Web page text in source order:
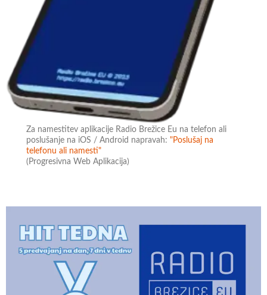
Za namestitev aplikacije Radio Brežice Eu na telefon ali
poslušanje na iOS / Android napravah:"Poslušaj na
telefonu ali namesti"
(Progresivna Web Aplikacija)